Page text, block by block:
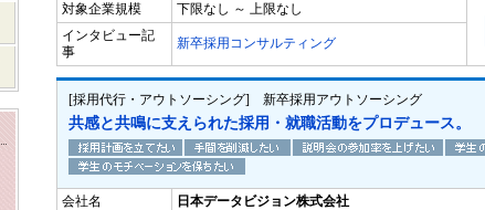
対象企業規模
下限なし ～ 上限なし
インタビュー記
事
新卒採用コンサルティング
[採用代行・アウトソーシング] 新卒採用アウトソーシング
共感と共鳴に支えられた採用・就職活動をプロデュース。
会社名
日本データビジョン株式会社